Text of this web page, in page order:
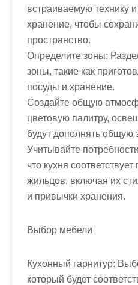
встраиваемую технику
хранение, чтобы
пространство.
Определите зоны:
зоны, такие как
посуды и хранение.
Создайте общую
цветовую палитру,
будут дополнять общую
Учитывайте
что кухня
жильцов, включая их
и привычки хранения.
Выбор мебели
Кухонный гарнитур:
который будет